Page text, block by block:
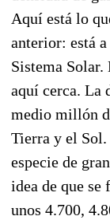
Aquí está lo
anterior: está
Sistema
aquí cerca. La
medio millón
Tierra y el Sol.
especie de
idea de que se
unos 4.700,